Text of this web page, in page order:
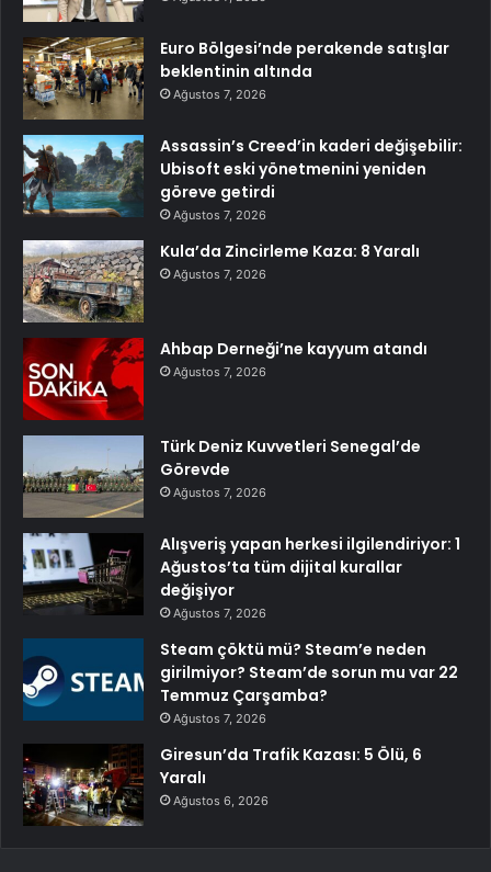
Euro Bölgesi’nde perakende satışlar
beklentinin altında
Ağustos 7, 2026
Assassin’s Creed’in kaderi değişebilir:
Ubisoft eski yönetmenini yeniden
göreve getirdi
Ağustos 7, 2026
Kula’da Zincirleme Kaza: 8 Yaralı
Ağustos 7, 2026
Ahbap Derneği’ne kayyum atandı
Ağustos 7, 2026
Türk Deniz Kuvvetleri Senegal’de
Görevde
Ağustos 7, 2026
Alışveriş yapan herkesi ilgilendiriyor: 1
Ağustos’ta tüm dijital kurallar
değişiyor
Ağustos 7, 2026
Steam çöktü mü? Steam’e neden
girilmiyor? Steam’de sorun mu var 22
Temmuz Çarşamba?
Ağustos 7, 2026
Giresun’da Trafik Kazası: 5 Ölü, 6
Yaralı
Ağustos 6, 2026